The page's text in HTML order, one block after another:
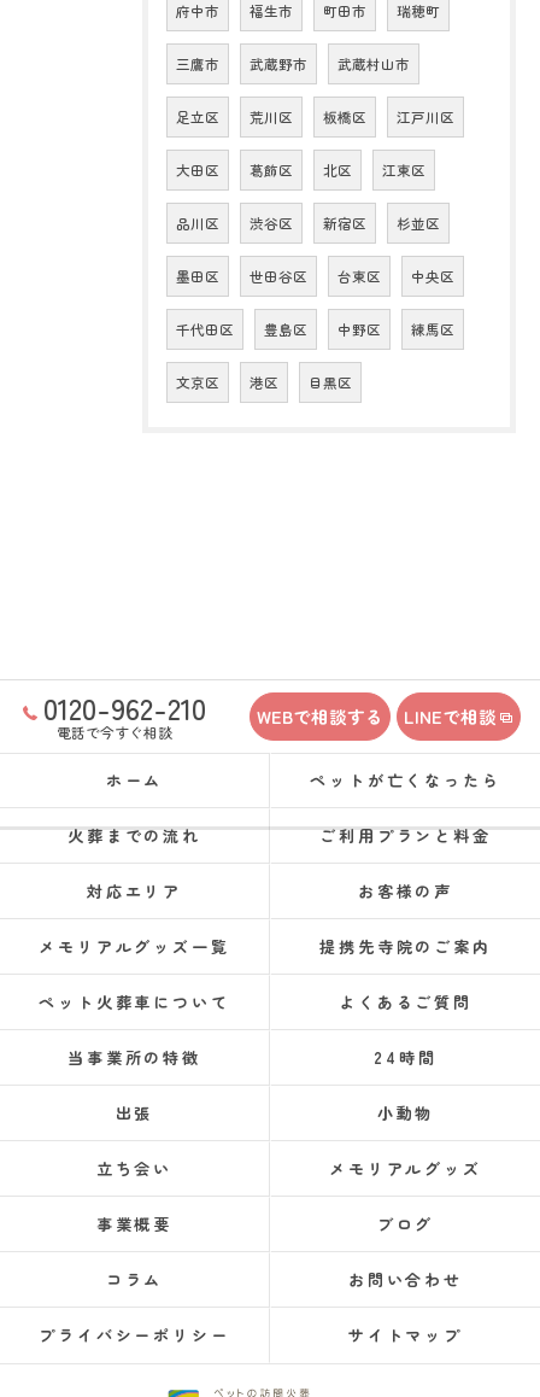
府中市 福生市 町田市 瑞穂町
三鷹市 武蔵野市 武蔵村山市
足立区 荒川区 板橋区 江戸川区
大田区 葛飾区 北区 江東区
品川区 渋谷区 新宿区 杉並区
墨田区 世田谷区 台東区 中央区
千代田区 豊島区 中野区 練馬区
文京区 港区 目黒区
0120-962-210
電話で今すぐ相談
WEBで相談する LINEで相談
ホーム ペットが亡くなったら
火葬までの流れ ご利用プランと料金
対応エリア お客様の声
メモリアルグッズ一覧 提携先寺院のご案内
ペット火葬車について よくあるご質問
当事業所の特徴 24時間
出張 小動物
立ち会い メモリアルグッズ
事業概要 ブログ
コラム お問い合わせ
プライバシーポリシー サイトマップ